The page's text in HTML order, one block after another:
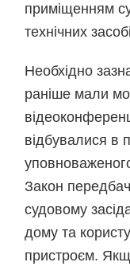
приміщенням
технічних
Необхідно
раніше мали
відбувалися в
Закон
судовому
дому та
пристроєм.